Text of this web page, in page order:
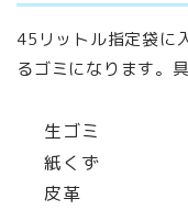
45リットル指定袋に
るゴミになります。
生ゴミ
紙くず
皮革